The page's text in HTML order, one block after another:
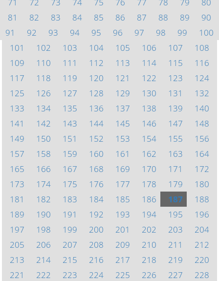
81
82 83 84 85 86 87 88 89
90
91
92 93 94 95 96 97 98 99
100
101
102 103 104 105 106 107
108
109
110 111 112 113 114 115
116
117
118 119 120 121 122 123
124
125
126 127 128 129 130 131
132
133
134 135 136 137 138 139
140
141
142 143 144 145 146 147
148
149
150 151 152 153 154 155
156
157
158 159 160 161 162 163
164
165
166 167 168 169 170 171
172
173
174 175 176 177 178 179
180
181
182 183 184 185 186 187
188
189
190 191 192 193 194 195
196
197
198 199 200 201 202 203
204
205
206 207 208 209 210 211
212
213
214 215 216 217 218 219
220
221
222 223 224 225 226 227
228